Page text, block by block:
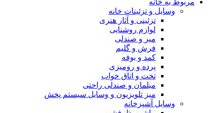
مربوط به خانه
وسایل و تزئینات خانه
تزئینی و آثار هنری
لوازم روشنایی
میز و صندلی
فرش و گلیم
کمد و بوفه
پرده و رومیزی
تخت و اتاق خواب
مبلمان و صندلی راحتی
میز تلویزیون و وسایل سیستم پخش
وسایل آشپزخانه